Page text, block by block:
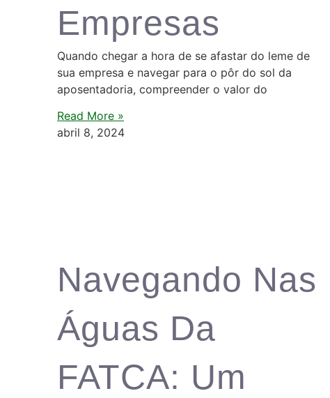
Empresas
Quando chegar a hora de se afastar do leme de
sua empresa e navegar para o pôr do sol da
aposentadoria, compreender o valor do
Read More »
abril 8, 2024
Navegando Nas
Águas Da
FATCA: Um